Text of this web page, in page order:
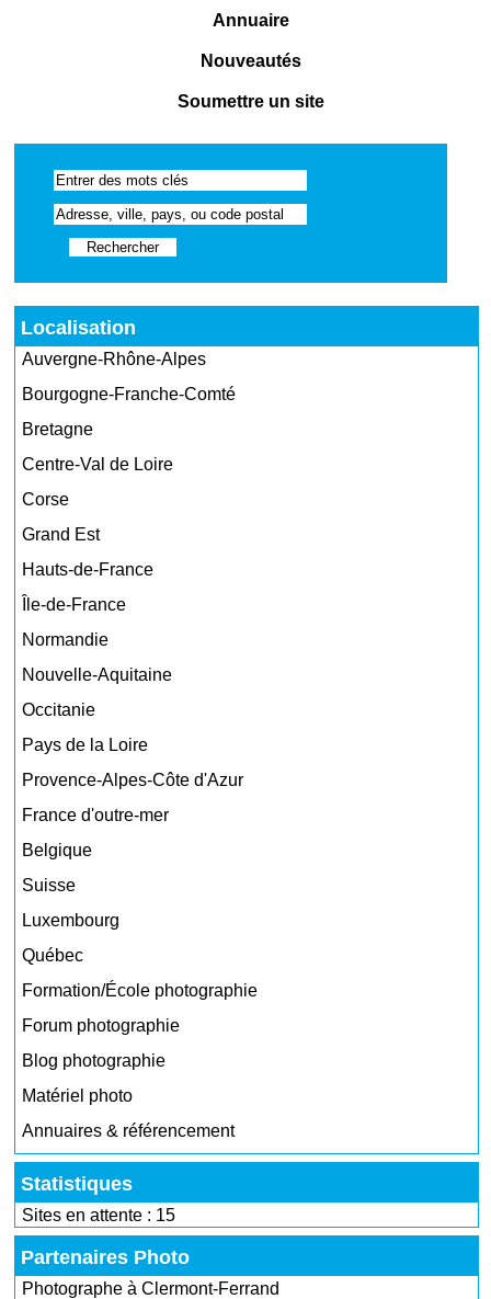
Annuaire
Nouveautés
Soumettre un site
Localisation
Auvergne-Rhône-Alpes
Bourgogne-Franche-Comté
Bretagne
Centre-Val de Loire
Corse
Grand Est
Hauts-de-France
Île-de-France
Normandie
Nouvelle-Aquitaine
Occitanie
Pays de la Loire
Provence-Alpes-Côte d'Azur
France d'outre-mer
Belgique
Suisse
Luxembourg
Québec
Formation/École photographie
Forum photographie
Blog photographie
Matériel photo
Annuaires & référencement
Statistiques
Sites en attente : 15
Partenaires Photo
Photographe à Clermont-Ferrand